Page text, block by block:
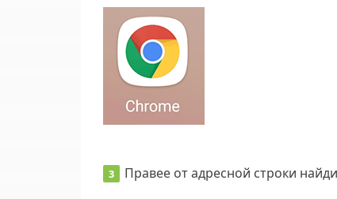
Правее от адресной строки